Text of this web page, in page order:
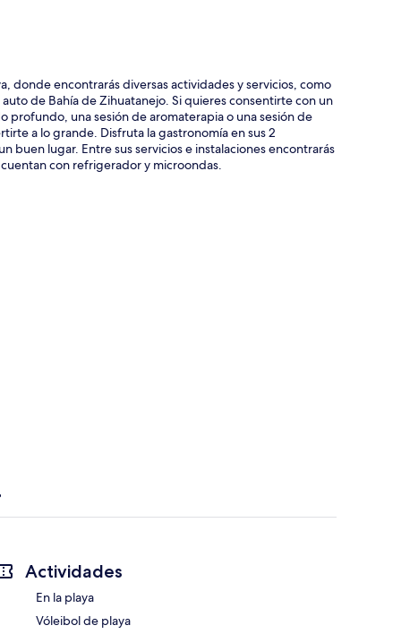
donde encontrarás diversas actividades y servicios, como
de Bahía de Zihuatanejo. Si quieres consentirte con un
profundo, una sesión de aromaterapia o una sesión de
a lo grande. Disfruta la gastronomía en sus 2
buen lugar. Entre sus servicios e instalaciones encontrarás
con refrigerador y microondas.
Actividades
En la playa
Vóleibol de playa